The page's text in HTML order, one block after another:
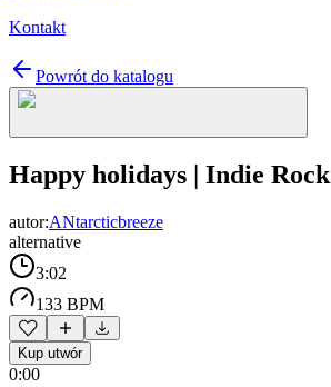
Kontakt
Powrót do katalogu
Happy holidays | Indie Rock
autor:ANtarcticbreeze
alternative
3:02
133 BPM
Kup utwór
0:00